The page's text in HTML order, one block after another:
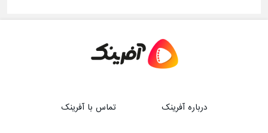
درباره آفرینک تماس با آفرینک